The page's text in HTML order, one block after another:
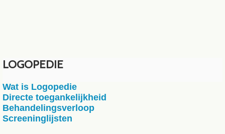
LOGOPEDIE
Wat is Logopedie
Directe toegankelijkheid
Behandelingsverloop
Screeninglijsten